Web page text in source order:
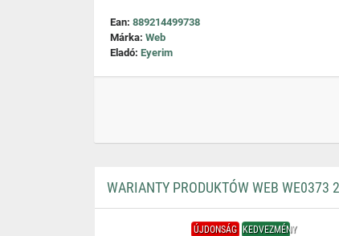
Ean: 889214499738
Márka: Web
Eladó: Eyerim
WARIANTY PRODUKTÓW WEB WE0373
ÚJDONSÁG KEDVEZMÉNY